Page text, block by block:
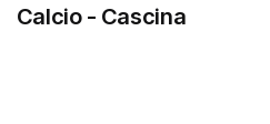
Calcio - Cascina